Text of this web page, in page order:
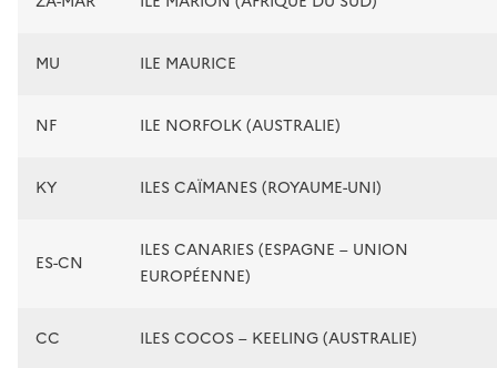
MU ILE MAURICE
NF ILE NORFOLK (AUSTRALIE)
KY ILES CAÏMANES (ROYAUME-UNI)
ES-CN
ILES CANARIES (ESPAGNE – UNION
EUROPÉENNE)
CC ILES COCOS – KEELING (AUSTRALIE)